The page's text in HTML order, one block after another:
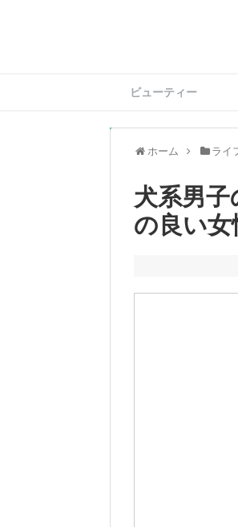
ビューティー
ホーム ライ
犬系男
の良い女